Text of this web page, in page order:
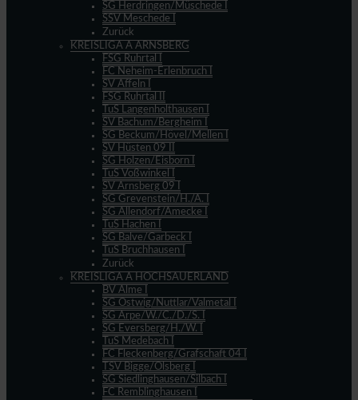
SG Herdringen/Müschede I
SSV Meschede I
Zurück
KREISLIGA A ARNSBERG
FSG Ruhrtal I
FC Neheim-Erlenbruch I
SV Affeln I
FSG Ruhrtal II
TuS Langenholthausen I
SV Bachum/Bergheim I
SG Beckum/Hövel/Mellen I
SV Hüsten 09 II
SG Holzen/Eisborn I
TuS Voßwinkel I
SV Arnsberg 09 I
SG Grevenstein/H./A. I
SG Allendorf/Amecke I
TuS Hachen I
SG Balve/Garbeck I
TuS Bruchhausen I
Zurück
KREISLIGA A HOCHSAUERLAND
BV Alme I
SG Ostwig/Nuttlar/Valmetal I
SG Arpe/W./C./D./S. I
SG Eversberg/H./W. I
TuS Medebach I
FC Fleckenberg/Grafschaft 04 I
TSV Bigge/Olsberg I
SG Siedlinghausen/Silbach I
FC Remblinghausen I